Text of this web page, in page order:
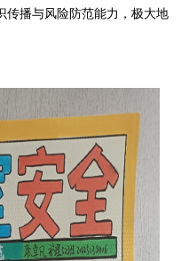
传播与风险防范能力，极大地